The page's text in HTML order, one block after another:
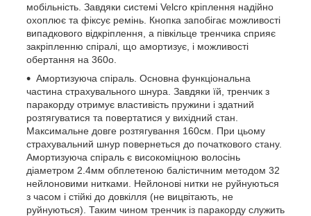
мобільність. Завдяки системі Velcro кріплення надійно
охоплює та фіксує ремінь. Кнопка запобігає можливості
випадкового відкріплення, а півкільце тренчика сприяє
закріпленню спіралі, що амортизує, і можливості
обертання на 360о.
Амортизуюча спіраль. Основна функціональна
частина страхувального шнура. Завдяки їй, тренчик з
паракорду отримує властивість пружини і здатний
розтягуватися та повертатися у вихідний стан.
Максимальне довге розтягування 160см. При цьому
страхувальний шнур повернеться до початкового стану.
Амортизуюча спіраль є високоміцною волосінь
діаметром 2.4мм обплетеною балістичним методом 32
нейлоновими нитками. Нейлонові нитки не руйнуються
з часом і стійкі до довкілля (не вицвітають, не
руйнуються). Таким чином тренчик із паракорду служить